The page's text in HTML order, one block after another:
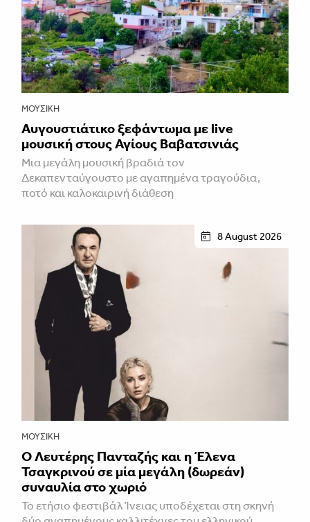
ΜΟΥΣΙΚΉ
Αυγουστιάτικο ξεφάντωμα με live
μουσική στους Αγίους Βαβατσινιάς
Μια μεγάλη μουσική βραδιά τον
Δεκαπενταύγουστο με αγαπημένα τραγούδια,
ποτό και καλοκαιρινή διάθεση
8 August 2026
ΜΟΥΣΙΚΉ
Ο Λευτέρης Πανταζής και η Έλενα
Τσαγκρινού σε μία μεγάλη (δωρεάν)
συναυλία στο χωριό
Το ετήσιο φεστιβάλ Ίνειας υποδέχεται στη σκηνή